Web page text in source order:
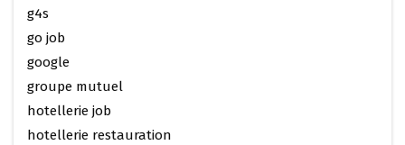
g4s
go job
google
groupe mutuel
hotellerie job
hotellerie restauration